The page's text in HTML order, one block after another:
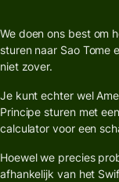
We doen ons best om
sturen naar Sao Tome
niet zover.
Je kunt echter wel
Principe sturen met
calculator voor een
Hoewel we precies
afhankelijk van het